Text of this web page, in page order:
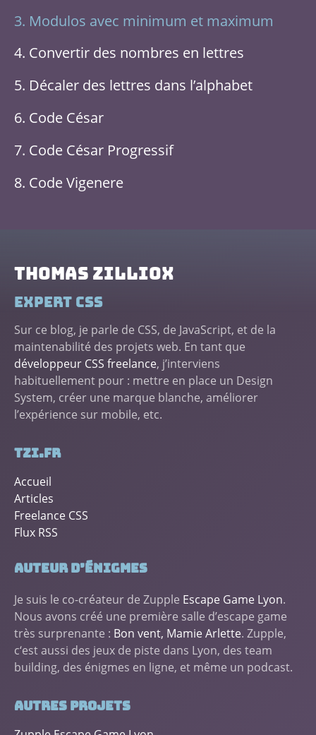
Modulos avec minimum et maximum
Convertir des nombres en lettres
Décaler des lettres dans l’alphabet
Code César
Code César Progressif
Code Vigenere
Thomas ZILLIOX
Expert CSS
Sur ce blog, je parle de CSS, de JavaScript, et de la
maintenabilité des projets web. En tant que
développeur CSS freelance, j’interviens
habituellement pour : mettre en place un Design
System, créer une marque blanche, améliorer
l’expérience sur mobile, etc.
tzi.fr
Accueil
Articles
Freelance CSS
Flux RSS
Auteur d’énigmes
Je suis le co-créateur de Zupple Escape Game Lyon.
Nous avons créé une première salle d’escape game
très surprenante : Bon vent, Mamie Arlette. Zupple,
c‘est aussi des jeux de piste dans Lyon, des team
building, des énigmes en ligne, et même un podcast.
Autres projets